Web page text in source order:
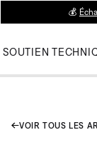
💰
SOUTIEN
VOIR TOUS LES